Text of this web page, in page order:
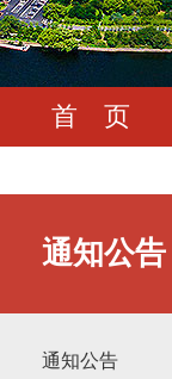
首 页
通知公告
通知公告